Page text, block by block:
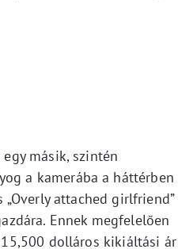
másik, szintén
a kamerába a háttérben
attached girlfriend”
Ennek megfelelően
dolláros kikiáltási ár